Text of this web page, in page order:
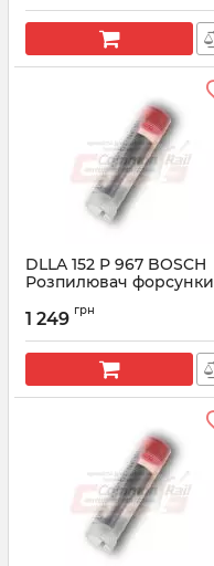
DLLA 152 P 967 BOSCH
Розпилювач форсунки
Артикул:
1 249 грн